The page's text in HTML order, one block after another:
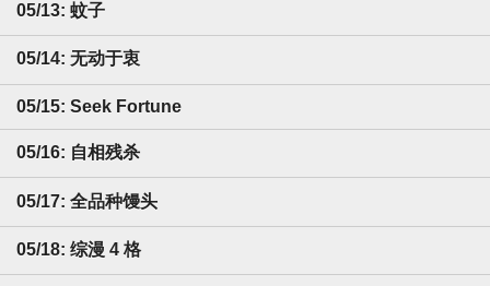
05/13: 蚊子
05/14: 无动于衷
05/15: Seek Fortune
05/16: 自相残杀
05/17: 全品种馒头
05/18: 综漫 4 格